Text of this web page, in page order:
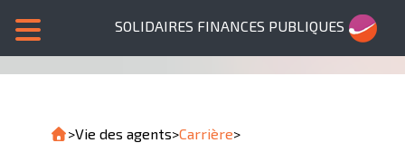
SOLIDAIRES FINANCES PUBLIQUES
>Vie des agents>Carrière>